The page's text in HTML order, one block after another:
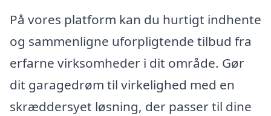
På vores platform kan du hurtigt indhente
og sammenligne uforpligtende tilbud fra
erfarne virksomheder i dit område. Gør
dit garagedrøm til virkelighed med en
skræddersyet løsning, der passer til dine